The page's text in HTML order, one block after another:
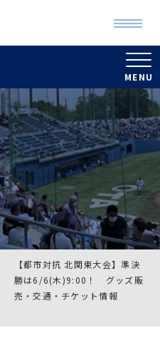
【都市対抗 北関東大会】準決
勝は6/6(木)9:00！ グッズ販
売・交通・チケット情報